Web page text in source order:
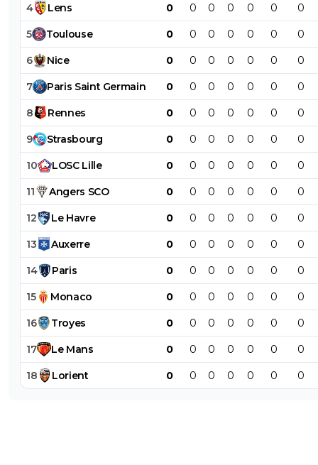
4 Lens 0 0 0 0 0 0 0
5 Toulouse 0 0 0 0 0 0 0
6 Nice 0 0 0 0 0 0 0
7 Paris Saint Germain 0 0 0 0 0 0 0
8 Rennes 0 0 0 0 0 0 0
9 Strasbourg 0 0 0 0 0 0 0
10 LOSC Lille 0 0 0 0 0 0 0
11 Angers SCO 0 0 0 0 0 0 0
12 Le Havre 0 0 0 0 0 0 0
13 Auxerre 0 0 0 0 0 0 0
14 Paris 0 0 0 0 0 0 0
15 Monaco 0 0 0 0 0 0 0
16 Troyes 0 0 0 0 0 0 0
17 Le Mans 0 0 0 0 0 0 0
18 Lorient 0 0 0 0 0 0 0